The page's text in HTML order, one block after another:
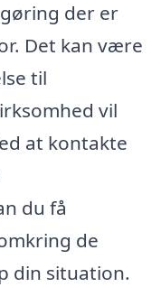
der er
Det kan være
til
vil
at kontakte
du få
de
din situation.